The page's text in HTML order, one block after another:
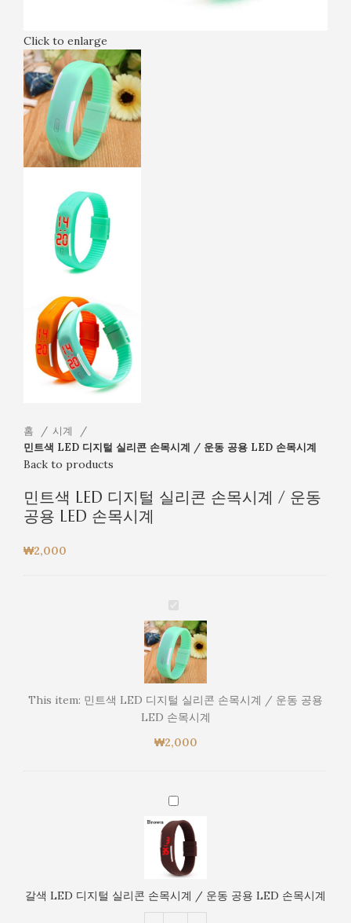
Click to enlarge
홈
시계
민트색 LED 디지털 실리콘 손목시계 / 운동 공용 LED 손목시계
Back to products
민트색 LED 디지털 실리콘 손목시계 / 운동
공용 LED 손목시계
₩2,000
민
트
색
LED
디
털
실
리
목
계
/
운
동
공
용
This item: 민트색 LED 디지털 실리콘 손목시계 / 운동 공용
LED 손목시계
₩2,000
갈
LED
디
지
실
갈색 LED 디지털 실리콘 손목시계 / 운동 공용 LED 손목시계